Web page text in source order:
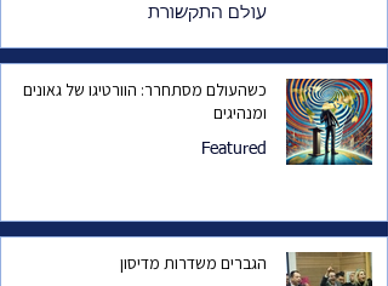
עולם התקשורת
כשהעולם מסתחרר: הוורטיגו של גאונים
ומנהיגים
Featured
הגברים משדרות מדיסון